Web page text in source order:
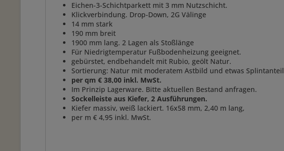
Eichen-3-Schichtparkett mit 3 mm Nutzschicht.
Klickverbindung. Drop-Down, 2G Välinge
14 mm stark
190 mm breit
1900 mm lang. 2 Lagen als Stoßlänge
Für Niedrigtemperatur Fußbodenheizung geeignet.
gebürstet, endbehandelt mit Rubio, geölt Natur.
Sortierung: Natur mit moderatem Astbild und etwas Splintanteil
per qm € 38,00 inkl. MwSt.
Im Prinzip Lagerware. Bitte aktuellen Bestand anfragen.
Sockelleiste aus Kiefer, 2 Ausführungen.
Kiefer massiv, weiß lackiert. 16x58 mm, 2,40 m lang,
per m € 4,95 inkl. MwSt.